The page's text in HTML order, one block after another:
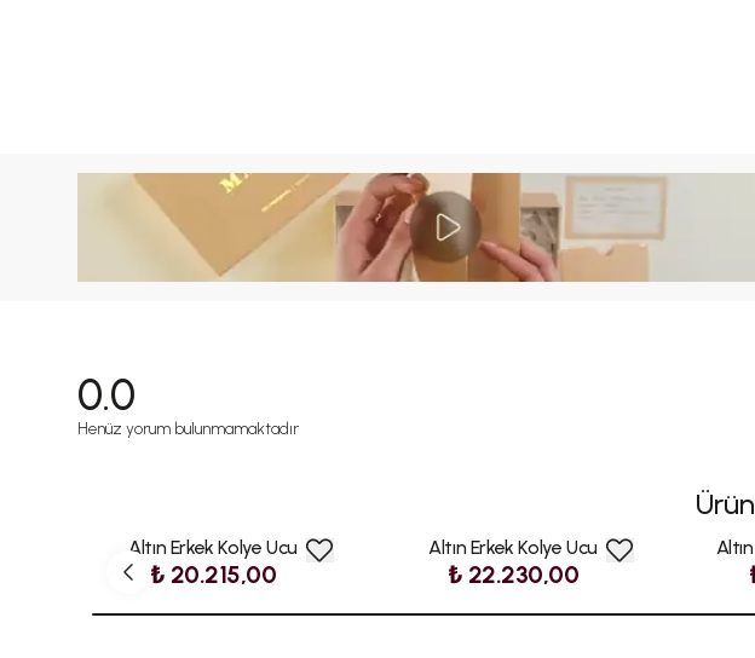
0.0
Henüz yorum bulunmamaktadır
Altın Erkek Kolye Ucu
₺ 20.215,00
Altın Erkek Kolye Ucu
₺ 22.230,00